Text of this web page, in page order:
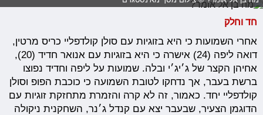
חד וחלק
אחרי השמועות כי היא בזוגיות עם סולן קולדפליי כריס מרטין,
דואה ליפה (24) אישרה כי היא בזוגיות עם אנואר חדיד (20),
אחיהן הקצר של ג׳יג׳י ובלה. שמועות על ליפה וחדיד נפוצו
ברשת בעבר, אך נדחקו לטובת השמועה כי כוכבת הפופ וסולן
קולדפליי יחד. כאמור, זה לא קרה והזמרת מתחזקת זוגיות עם
הדוגמן הצעיר, שבעבר יצא עם קנדל ג׳נר, השחקנית ניקולה